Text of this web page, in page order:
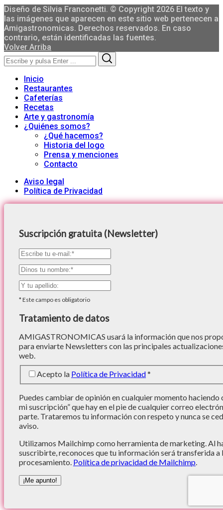
Diseño de Silvia Franconetti. © Copyright 2026 El texto y
las imágenes que aparecen en este sitio web pertenecen a
Amigastronomicas. Derechos reservados. En caso
contrario, están identificadas las fuentes.
Volver Arriba
Search
for:
Inicio
Restaurantes
Cafeterías
Recetas
Arte y gastronomía
¿Quiénes somos?
¿Qué hacemos?
Historia del logo
Prensa y menciones
Contacto
Aviso legal
Política de Privacidad
Suscripción gratuita (Newsletter)
*Este campo es obligatorio
Tratamiento de datos
AMIGASTRONOMICAS usará la información que nos
para enviarte Newsletters con las principales
web.
Acepto la Política de Privacidad*
Puedes cambiar de opinión en cualquier momento haciendo
mi suscripción” que hay en el pie de cualquier correo
parte. Trataremos tu información con respeto y nunca se
aviso.
Utilizamos Mailchimp como herramienta de marketing. Al
suscribirte, reconoces que tu información será transferida
procesamiento. Política de privacidad de Mailchimp